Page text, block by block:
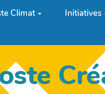
Climat Initiatives